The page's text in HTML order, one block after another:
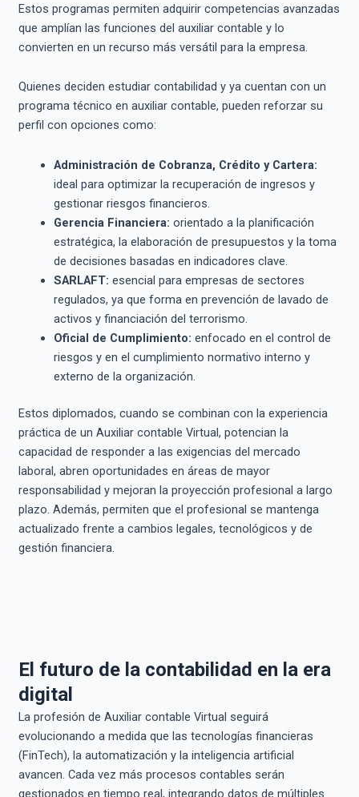
Estos programas permiten adquirir competencias avanzadas
que amplían las funciones del auxiliar contable y lo
convierten en un recurso más versátil para la empresa.
Quienes deciden estudiar contabilidad y ya cuentan con un
programa técnico en auxiliar contable, pueden reforzar su
perfil con opciones como:
Administración de Cobranza, Crédito y Cartera:
ideal para optimizar la recuperación de ingresos y
gestionar riesgos financieros.
Gerencia Financiera: orientado a la planificación
estratégica, la elaboración de presupuestos y la toma
de decisiones basadas en indicadores clave.
SARLAFT: esencial para empresas de sectores
regulados, ya que forma en prevención de lavado de
activos y financiación del terrorismo.
Oficial de Cumplimiento: enfocado en el control de
riesgos y en el cumplimiento normativo interno y
externo de la organización.
Estos diplomados, cuando se combinan con la experiencia
práctica de un Auxiliar contable Virtual, potencian la
capacidad de responder a las exigencias del mercado
laboral, abren oportunidades en áreas de mayor
responsabilidad y mejoran la proyección profesional a largo
plazo. Además, permiten que el profesional se mantenga
actualizado frente a cambios legales, tecnológicos y de
gestión financiera.
El futuro de la contabilidad en la era
digital
La profesión de Auxiliar contable Virtual seguirá
evolucionando a medida que las tecnologías financieras
(FinTech), la automatización y la inteligencia artificial
avancen. Cada vez más procesos contables serán
gestionados en tiempo real, integrando datos de múltiples